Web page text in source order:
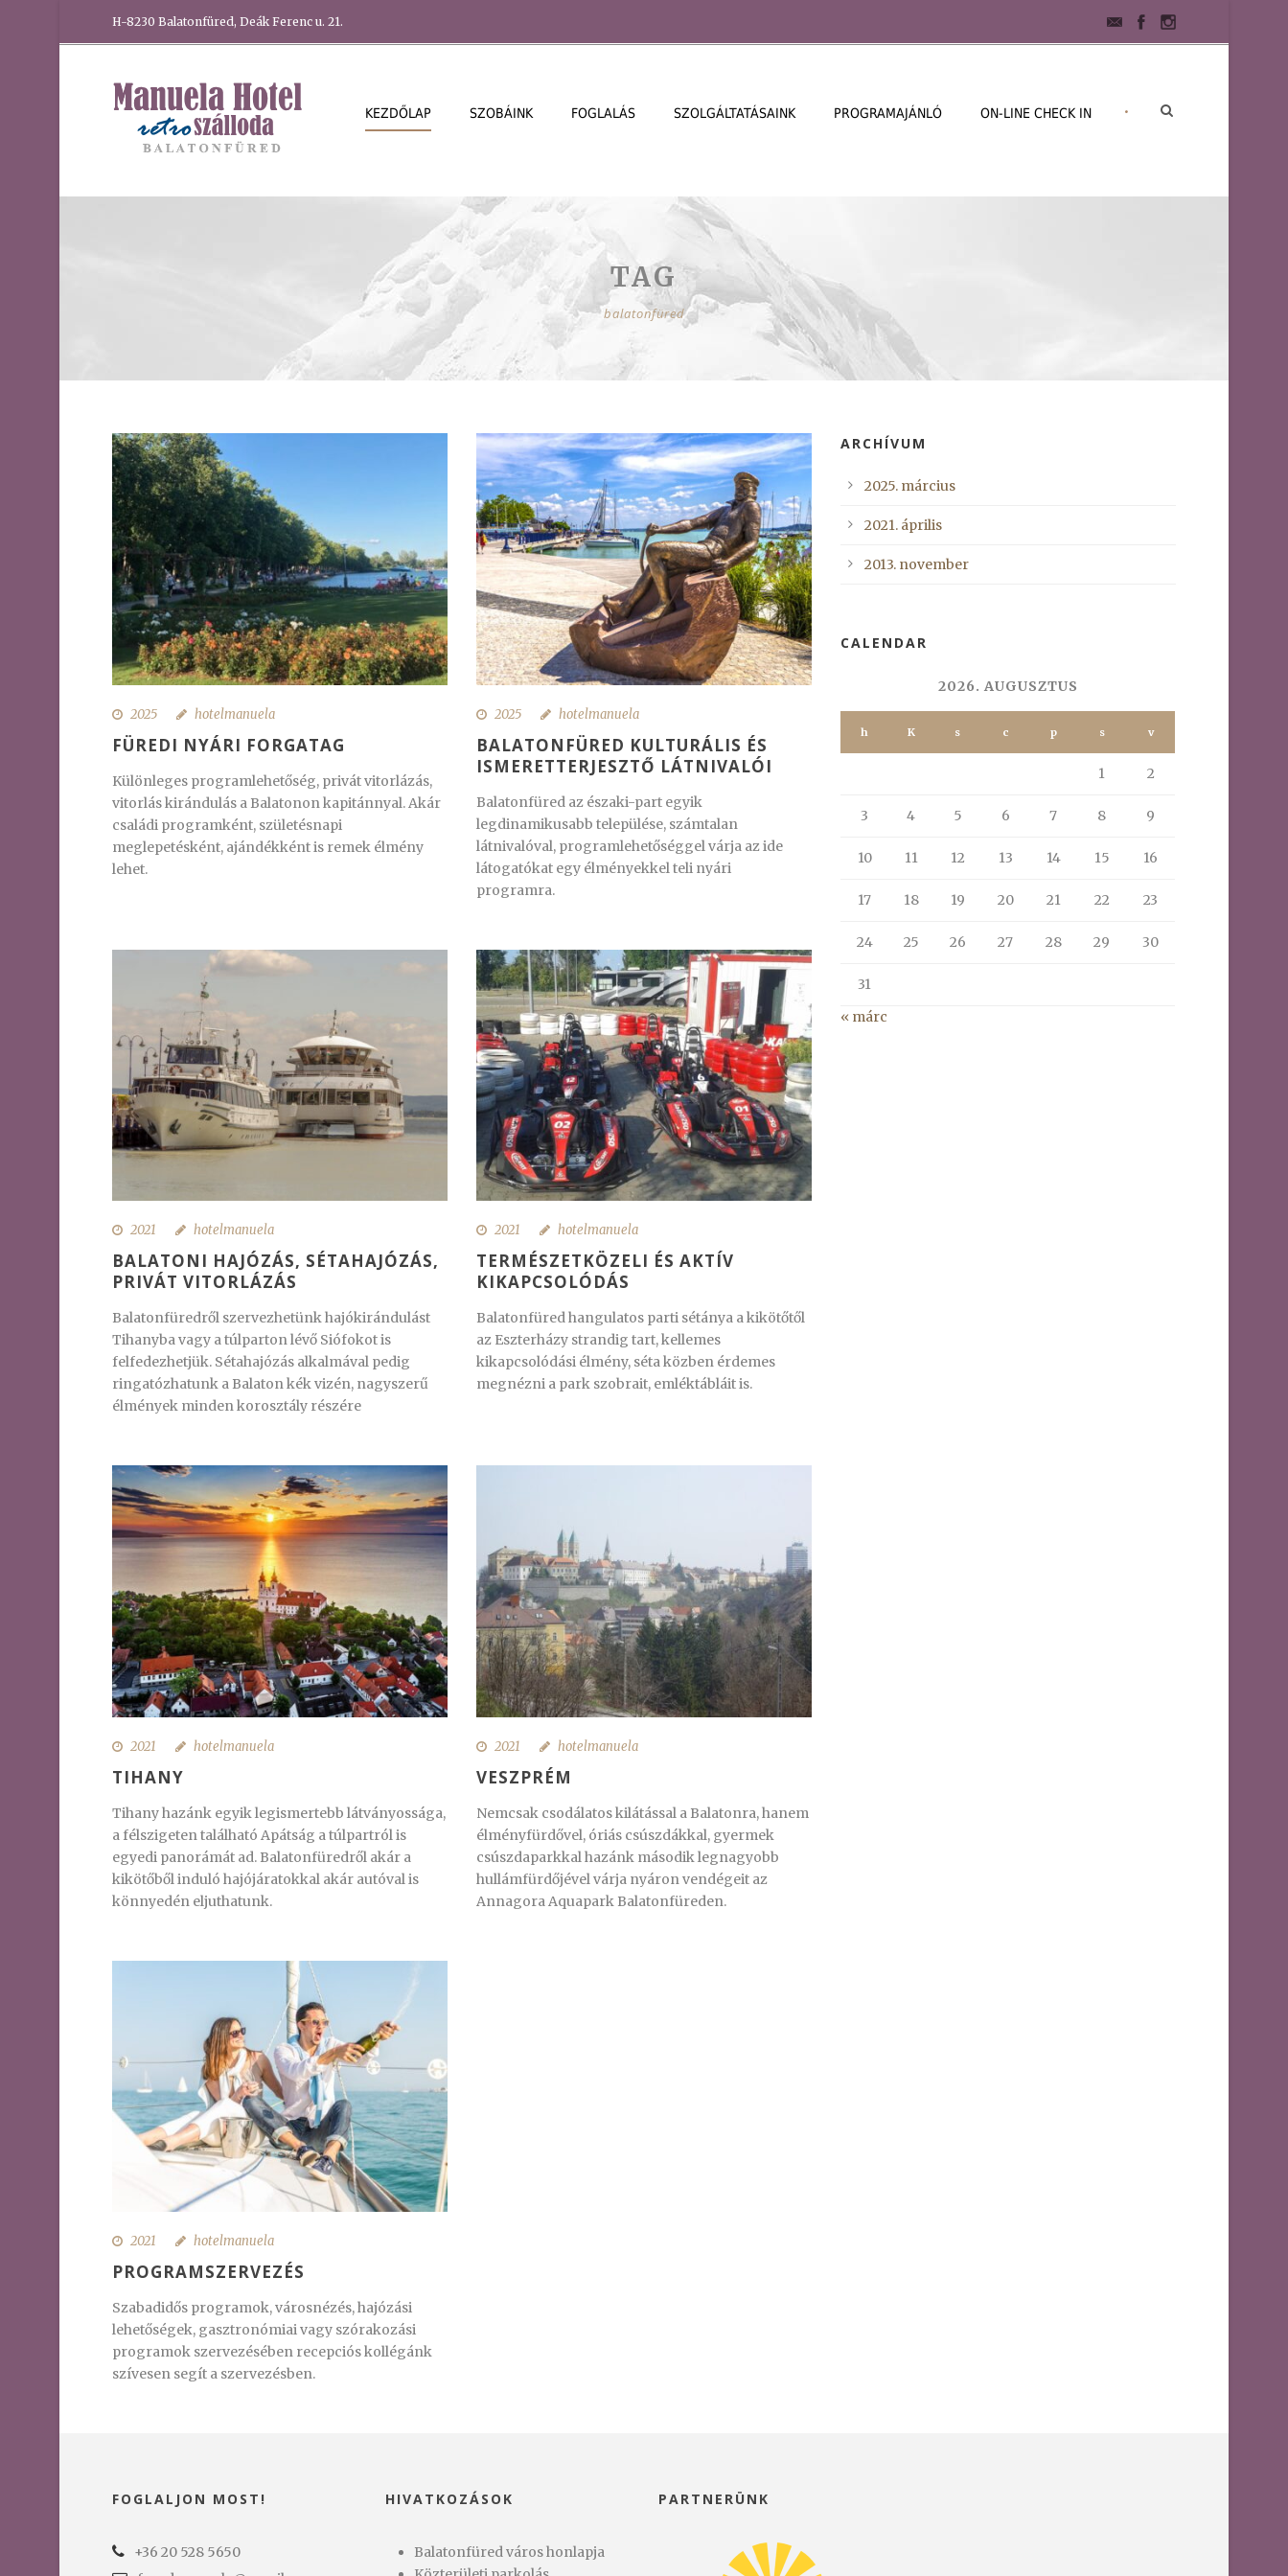
H-8230 Balatonfüred, Deák Ferenc u. 21.
KEZDŐLAP SZOBÁINK FOGLALÁS SZOLGÁLTATÁSAINK PROGRAMAJÁNLÓ ON-LINE CHECK IN •
TAG
balatonfüred
2025 hotelmanuela
FÜREDI NYÁRI FORGATAG
Különleges programlehetőség, privát vitorlázás,
vitorlás kirándulás a Balatonon kapitánnyal. Akár
családi programként, születésnapi
meglepetésként, ajándékként is remek élmény
lehet.
2025 hotelmanuela
BALATONFÜRED KULTURÁLIS ÉS
ISMERETTERJESZTŐ LÁTNIVALÓI
Balatonfüred az északi-part egyik
legdinamikusabb települése, számtalan
látnivalóval, programlehetőséggel várja az ide
látogatókat egy élményekkel teli nyári
programra.
2021 hotelmanuela
BALATONI HAJÓZÁS, SÉTAHAJÓZÁS,
PRIVÁT VITORLÁZÁS
Balatonfüredről szervezhetünk hajókirándulást
Tihanyba vagy a túlparton lévő Siófokot is
felfedezhetjük. Sétahajózás alkalmával pedig
ringatózhatunk a Balaton kék vizén, nagyszerű
élmények minden korosztály részére
2021 hotelmanuela
TERMÉSZETKÖZELI ÉS AKTÍV
KIKAPCSOLÓDÁS
Balatonfüred hangulatos parti sétánya a kikötőtől
az Eszterházy strandig tart, kellemes
kikapcsolódási élmény, séta közben érdemes
megnézni a park szobrait, emléktábláit is.
2021 hotelmanuela
TIHANY
Tihany hazánk egyik legismertebb látványossága,
a félszigeten található Apátság a túlpartról is
egyedi panorámát ad. Balatonfüredről akár a
kikötőből induló hajójáratokkal akár autóval is
könnyedén eljuthatunk.
2021 hotelmanuela
VESZPRÉM
Nemcsak csodálatos kilátással a Balatonra, hanem
élményfürdővel, óriás csúszdákkal, gyermek
csúszdaparkkal hazánk második legnagyobb
hullámfürdőjével várja nyáron vendégeit az
Annagora Aquapark Balatonfüreden.
2021 hotelmanuela
PROGRAMSZERVEZÉS
Szabadidős programok, városnézés, hajózási
lehetőségek, gasztronómiai vagy szórakozási
programok szervezésében recepciós kollégánk
szívesen segít a szervezésben.
ARCHÍVUM
2025. március
2021. április
2013. november
CALENDAR
2026. AUGUSZTUS
h K s c p s v
1 2
3 4 5 6 7 8 9
10 11 12 13 14 15 16
17 18 19 20 21 22 23
24 25 26 27 28 29 30
31
« márc
FOGLALJON MOST!
+36 20 528 5650
HIVATKOZÁSOK
Balatonfüred város honlapja
PARTNERÜNK